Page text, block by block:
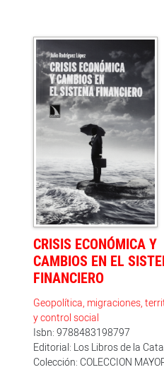
CRISIS ECONÓMICA Y
CAMBIOS EN EL
FINANCIERO
Geopolítica, migraciones,
y control social
Isbn: 9788483198797
Editorial: Los Libros de la
Colección: COLECCION